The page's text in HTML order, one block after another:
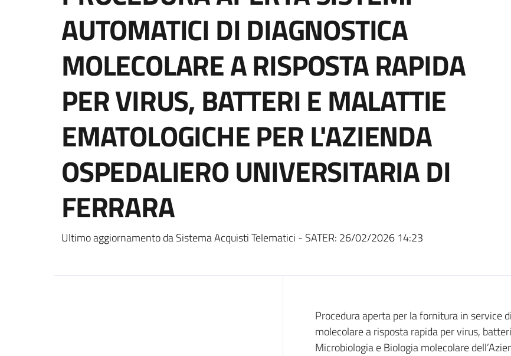
AUTOMATICI DI DIAGNOSTICA
MOLECOLARE A RISPOSTA RAPIDA
PER VIRUS, BATTERI E MALATTIE
EMATOLOGICHE PER L'AZIENDA
OSPEDALIERO UNIVERSITARIA DI
FERRARA
Ultimo aggiornamento da Sistema Acquisti Telematici - SATER: 26/02/2026 14:23
Dati del bando
Procedura aperta per la fornitura in service
molecolare a risposta rapida per virus,
Microbiologia e Biologia molecolare